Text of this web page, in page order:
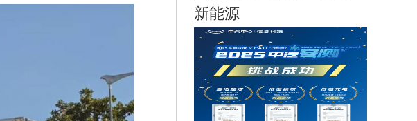
新能源